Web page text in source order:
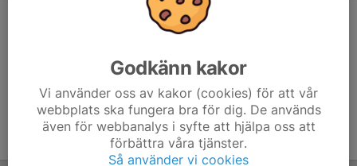
Ledare
Godkänn kakor
Vi använder oss av kakor (cookies) för att vår
webbplats ska fungera bra för dig. De används
även för webbanalys i syfte att hjälpa oss att
förbättra våra tjänster.
Så använder vi cookies